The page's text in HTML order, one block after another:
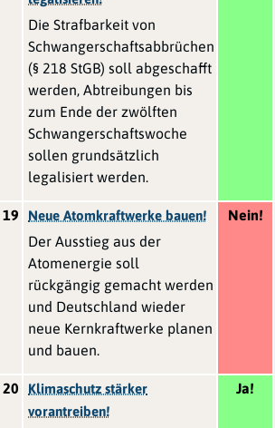
Die Strafbarkeit von
Schwangerschaftsabbrüchen
(§ 218 StGB) soll abgeschafft
werden, Abtreibungen bis
zum Ende der zwölften
Schwangerschaftswoche
sollen grundsätzlich
legalisiert werden.
19 Neue Atomkraftwerke bauen!
Der Ausstieg aus der
Atomenergie soll
rückgängig gemacht werden
und Deutschland wieder
neue Kernkraftwerke planen
und bauen.
Nein!
20
Klimaschutz stärker
vorantreiben!
Ja!